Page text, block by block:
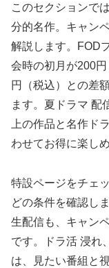
このセクションで
分的名作。キャン
解説します。FOD
会時の初月が200
円（税込）との差
ます。夏ドラマ 配
上の作品と名作ド
わせてお得に楽しめ
特設ページをチェ
どの条件を確認し
生配信も、キャン
です。ドラ活 浸れ
は、見たい番組と